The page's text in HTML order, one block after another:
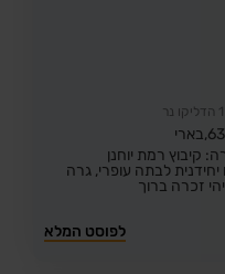
1 הדליקו נר
63, בארי
קיבוץ רמת יוחנן
לבתה עופרי, גרה
זכרה ברוך
לפוסט המלא